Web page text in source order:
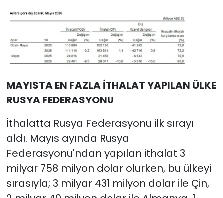
MAYISTA EN FAZLA İTHALAT YAPILAN ÜLKE
RUSYA FEDERASYONU
İthalatta Rusya Federasyonu ilk sırayı
aldı. Mayıs ayında Rusya
Federasyonu'ndan yapılan ithalat 3
milyar 758 milyon dolar olurken, bu ülkeyi
sırasıyla; 3 milyar 431 milyon dolar ile Çin,